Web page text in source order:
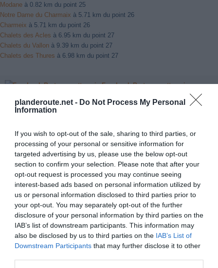
planderoute.net - Do Not Process My Personal
Information
If you wish to opt-out of the sale, sharing to third parties, or
processing of your personal or sensitive information for
targeted advertising by us, please use the below opt-out
section to confirm your selection. Please note that after your
opt-out request is processed you may continue seeing
interest-based ads based on personal information utilized by
us or personal information disclosed to third parties prior to
your opt-out. You may separately opt-out of the further
disclosure of your personal information by third parties on the
IAB’s list of downstream participants. This information may
also be disclosed by us to third parties on the IAB’s List of
Downstream Participants that may further disclose it to other
Modane à 0.82 km du point 25
Notre Dame du Charmaix à 5.71 km du point 26
Charmeix à 5.71 km du point 26
Chalets des Acles à 6.95 km du point 27
Chalets du Vallon à 9.39 km du point 27
Chalets des Thures à 6.98 km du point 27
Facebook Partager cette voie
Itinéraire
471 km (tiempo estimado4 heures 58 minutes)
Prendre la direction
sur
Rue Madier de MontjauversRue des
Étables
30 m
Prendreà droitesurRue Farnerie 0,2 km
Prendre à droitesurRue Balthazar
Baro
0,1 km
sur
Président Herriot
Données cartographiques
©2016 GeoBasis-DE/BKG
(©2009), Google